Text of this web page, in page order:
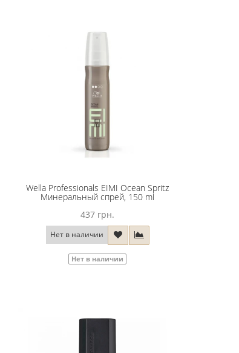
Wella Professionals EIMI Ocean Spritz
Минеральный спрей, 150 ml
437 грн.
Нет в наличии
Нет в наличии